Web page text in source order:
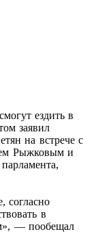
ездить в
заявил
на встрече с
Рыжковым и
согласно
в
— пообещал